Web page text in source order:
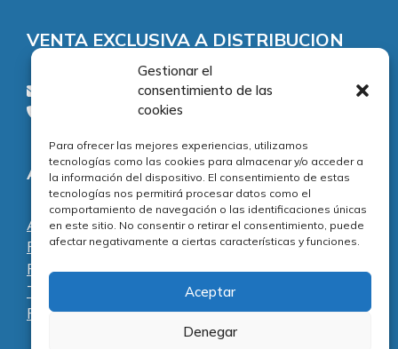
Gestionar el
consentimiento de las
cookies
Para ofrecer las mejores experiencias, utilizamos
tecnologías como las cookies para almacenar y/o acceder a
la información del dispositivo. El consentimiento de estas
tecnologías nos permitirá procesar datos como el
comportamiento de navegación o las identificaciones únicas
en este sitio. No consentir o retirar el consentimiento, puede
afectar negativamente a ciertas características y funciones.
Aceptar
Denegar
VENTA EXCLUSIVA A DISTRIBUCION
consultas@piezasypartes.es
Tel.: 91 811 73 02
Adecuación normativa
Aviso legal
Política de privacidad
Política de cookies
Términos y condiciones
Preguntas frecuentes